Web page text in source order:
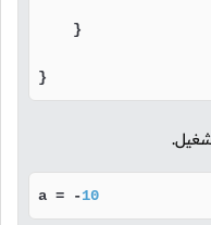
    }
}
a = -10